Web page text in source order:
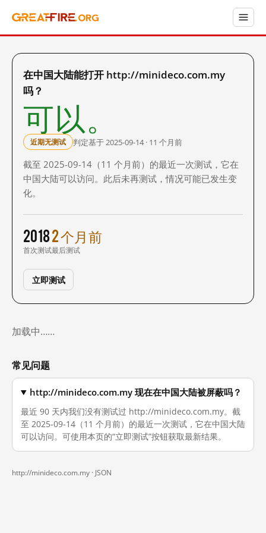
在中国大陆能打开 http://minideco.com.my
吗？
可以。
近期无测试 判定基于 2025-09-14 · 11 个月前
截至 2025-09-14（11 个月前）的最近一次测试，它在
中国大陆可以访问。此后未再测试，情况可能已发生变
化。
2018
首次测试
2 个月前
最后测试
立即测试
加载中……
常见问题
http://minideco.com.my 现在在中国大陆被屏蔽吗？
最近 90 天内我们没有测试过 http://minideco.com.my。截
至 2025-09-14（11 个月前）的最近一次测试，它在中国大陆
可以访问。可使用本页的“立即测试”按钮获取最新结果。
http://minideco.com.my · JSON